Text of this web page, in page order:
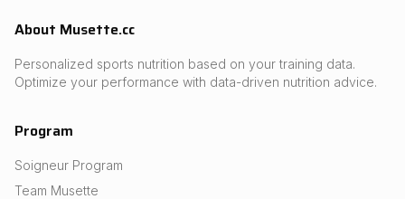
About Musette.cc
Personalized sports nutrition based on your training data.
Optimize your performance with data-driven nutrition advice.
Program
Soigneur Program
Team Musette